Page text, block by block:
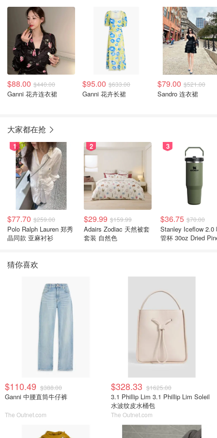
$88.00 $440.00
Ganni 花卉连衣裙
$95.00 $633.00
Ganni 花卉长裙
$79.00 $521.00
Sandro 连衣裙
大家都在抢
1
$77.70 $259.00
Polo Ralph Lauren 郑秀
晶同款 亚麻衬衫
2
$29.99 $159.99
Adairs Zodiac 天然被套
套装 自然色
3
$36.75 $70.00
Stanley Iceflow 2.0 吸
管杯 30oz Dried
猜你喜欢
$110.49 $388.00
Ganni 中腰直筒牛仔裤
The Outnet.com
$328.33 $1625.00
3.1 Phillip Lim 3.1 Phillip Lim Soleil
水波纹皮水桶包
The Outnet.com